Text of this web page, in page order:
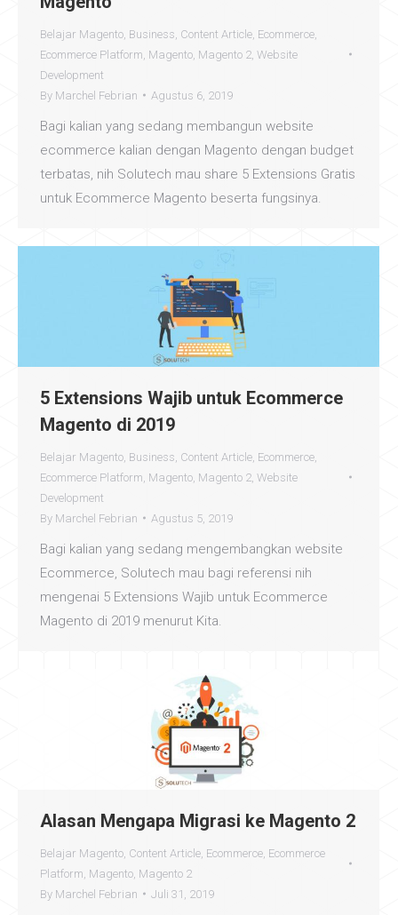
Belajar Magento Business Content Article Ecommerce
Ecommerce Platform Magento Magento 2 Website
Development
By Marchel Febrian Agustus 6, 2019
Bagi kalian yang sedang membangun website
ecommerce kalian dengan Magento dengan budget
terbatas, nih Solutech mau share 5 Extensions Gratis
untuk Ecommerce Magento beserta fungsinya.
5 Extensions Wajib untuk Ecommerce
Magento di 2019
Belajar Magento Business Content Article Ecommerce
Ecommerce Platform Magento Magento 2 Website
Development
By Marchel Febrian Agustus 5, 2019
Bagi kalian yang sedang mengembangkan website
Ecommerce, Solutech mau bagi referensi nih
mengenai 5 Extensions Wajib untuk Ecommerce
Magento di 2019 menurut Kita.
Alasan Mengapa Migrasi ke Magento 2
Belajar Magento Content Article Ecommerce Ecommerce
Platform Magento Magento 2
By Marchel Febrian Juli 31, 2019